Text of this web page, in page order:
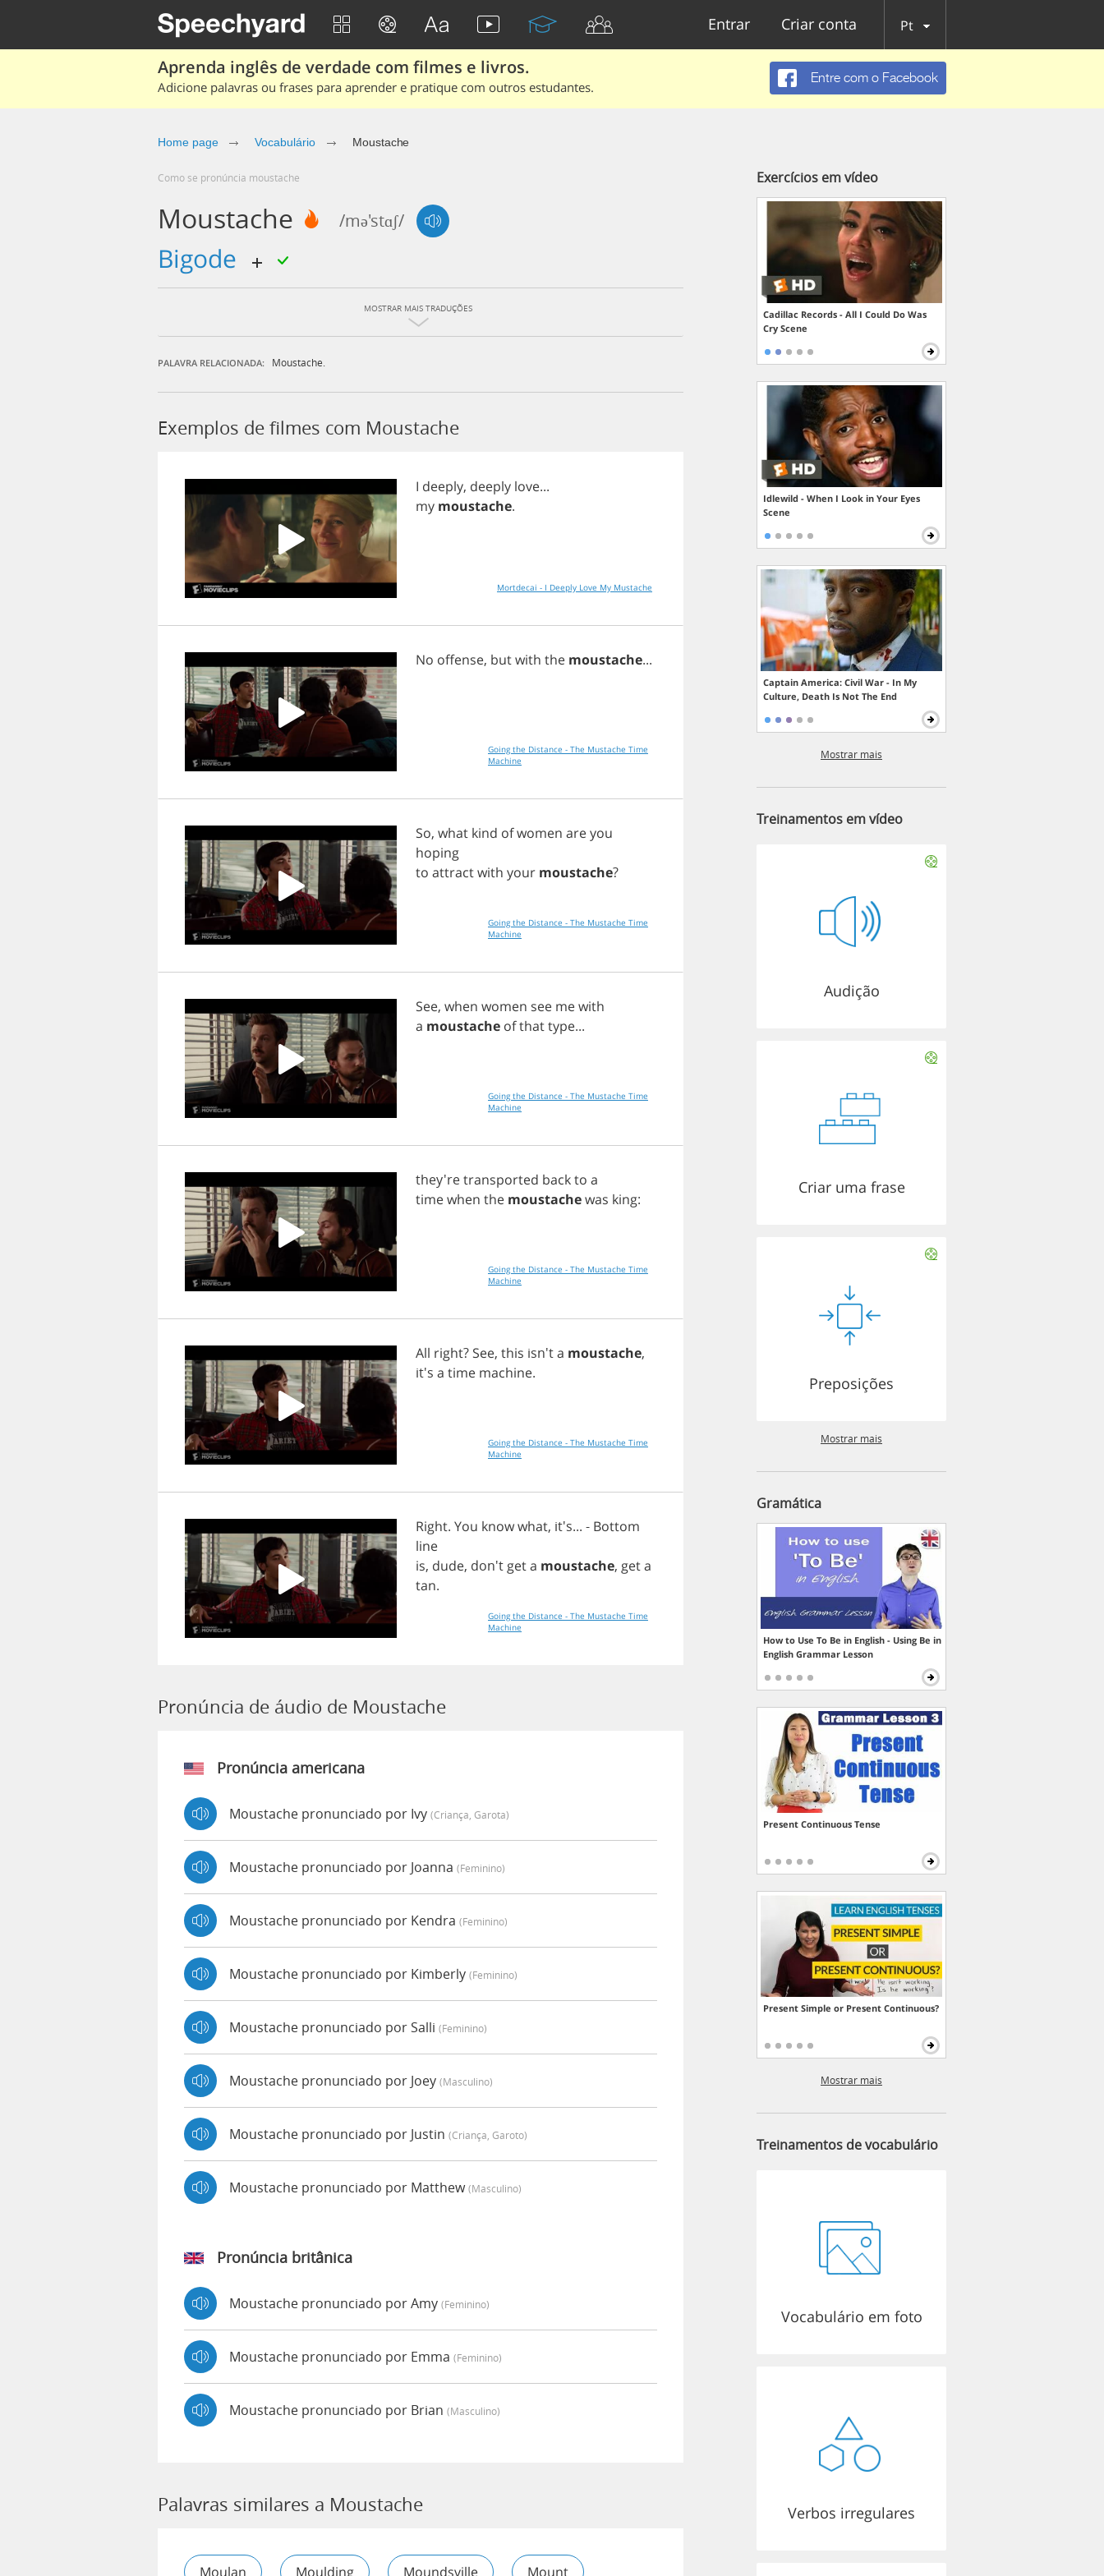
Entrar Criar conta Pt
Aprenda inglês de verdade com filmes e livros.
Adicione palavras ou frases para aprender e pratique com outros estudantes.
Entre com o Facebook
Home page Vocabulário Moustache
Como se pronúncia moustache
Moustache /mə'stɑʃ/
bigode
MOSTRAR MAIS TRADUÇÕES
PALAVRA RELACIONADA: Moustache.
Exemplos de filmes com Moustache
I deeply, deeply love...
my moustache.
Mortdecai - I Deeply Love My Mustache
No offense, butwith the moustache...
Going the Distance - The Mustache Time
Machine
So, what kind ofwomen areyou
hoping
to attractwith your moustache?
Going the Distance - The Mustache Time
Machine
See, when women see mewith
a moustache ofthattype...
Going the Distance - The Mustache Time
Machine
they'retransported backto a
timewhen the moustachewas king:
Going the Distance - The Mustache Time
Machine
All right? See, this isn'ta moustache,
it's a time machine.
Going the Distance - The Mustache Time
Machine
Right. You knowwhat, it's... - Bottom
line
is, dude, don't geta moustache, geta
tan.
Going the Distance - The Mustache Time
Machine
Pronúncia de áudio de Moustache
Pronúncia americana
Moustache pronunciado por Ivy (criança, Garota)
Moustache pronunciado por Joanna (feminino)
Moustache pronunciado por Kendra (feminino)
Moustache pronunciado por Kimberly (feminino)
Moustache pronunciado por Salli (feminino)
Moustache pronunciado por Joey (masculino)
Moustache pronunciado por Justin (criança, Garoto)
Moustache pronunciado por Matthew(masculino)
Pronúncia britânica
Moustache pronunciado por Amy (feminino)
Moustache pronunciado por Emma (feminino)
Moustache pronunciado por Brian (masculino)
Palavras similares a Moustache
Moulan Moulding Moundsville Mount
Exercícios em vídeo
Cadillac Records - All I Could Do Was
Cry Scene
Idlewild - When I Look in Your Eyes
Scene
Captain America: Civil War - In My
Culture, Death Is Not The End
Mostrar mais
Treinamentos em vídeo
Audição
Criar uma frase
Preposições
Mostrar mais
Gramática
How to Use To Be in English - Using Be in
English Grammar Lesson
Present Continuous Tense
Present Simple or Present Continuous?
Mostrar mais
Treinamentos de vocabulário
Vocabulário em foto
Verbos irregulares